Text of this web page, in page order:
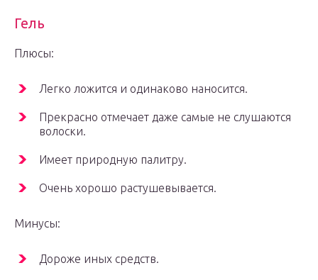
Гель
Плюсы:
Легко ложится и одинаково наносится.
Прекрасно отмечает даже самые не слушаются
волоски.
Имеет природную палитру.
Очень хорошо растушевывается.
Минусы:
Дороже иных средств.